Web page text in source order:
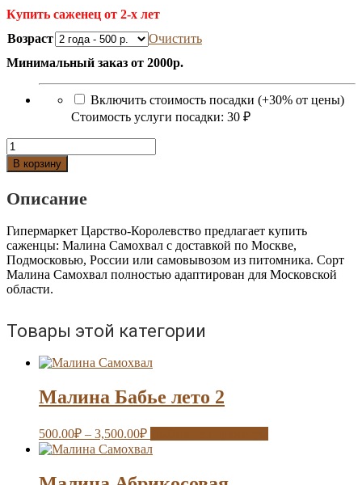
Купить саженец от 2-х лет
Возраст
Очистить
Минимальный заказ от 2000р.
Включить стоимость посадки (+30% от цены)
Стоимость услуги посадки: 30 ₽
Количество
Малина
Самохвал
В корзину
Описание
Гипермаркет Царство-Королевство предлагает купить
саженцы: Малина Самохвал с доставкой по Москве,
Подмосковью, России или самовывозом из питомника. Сорт
Малина Самохвал полностью адаптирован для Московской
области.
Товары этой категории
Малина Бабье лето 2
500.00₽ – 3,500.00₽